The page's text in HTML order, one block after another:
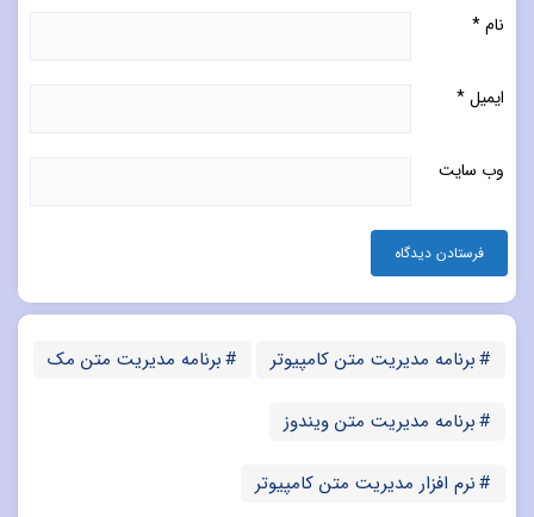
نام*
ایمیل*
وب‌ سایت
برنامه مدیریت متن کامپیوتر برنامه مدیریت متن مک
برنامه مدیریت متن ویندوز
نرم افزار مدیریت متن کامپیوتر